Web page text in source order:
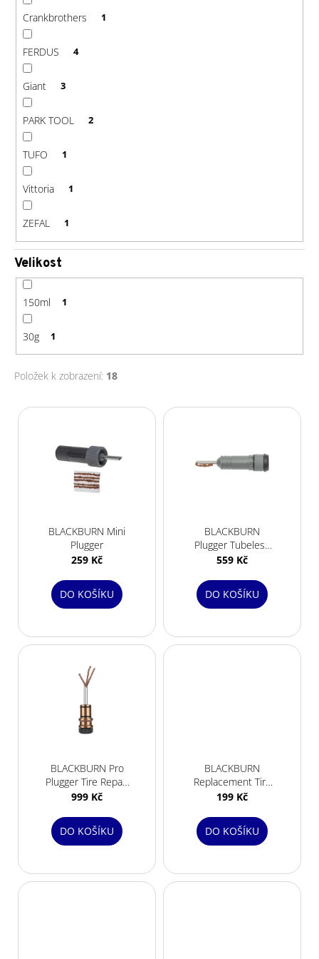
Crankbrothers 1
FERDUS 4
Giant 3
PARK TOOL 2
TUFO 1
Vittoria 1
ZEFAL 1
Velikost
150ml 1
30g 1
Položek k zobrazení: 18
V
ů
BLACKBURN Mini
Plugger
259 Kč
DO KOŠÍKU
BLACKBURN
Plugger Tubeless
Tire Repair Kid
559 Kč
DO KOŠÍKU
BLACKBURN Pro
Plugger Tire Repair
Kid
999 Kč
DO KOŠÍKU
BLACKBURN
Replacement Tire
Plugs
199 Kč
DO KOŠÍKU